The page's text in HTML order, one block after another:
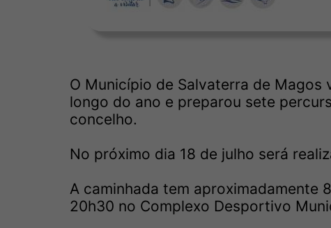
O Município de Salvaterra de
longo do ano e preparou sete
concelho.
No próximo dia 18 de julho será
A caminhada tem aproximadamente
20h30 no Complexo Desportivo